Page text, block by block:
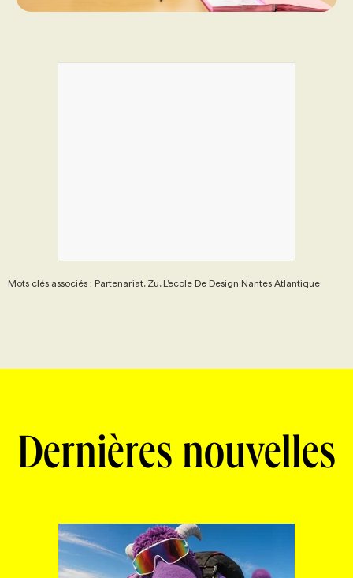
Mots clés associés : Partenariat, Zu, L’ecole De Design Nantes Atlantique
Dernières nouvelles